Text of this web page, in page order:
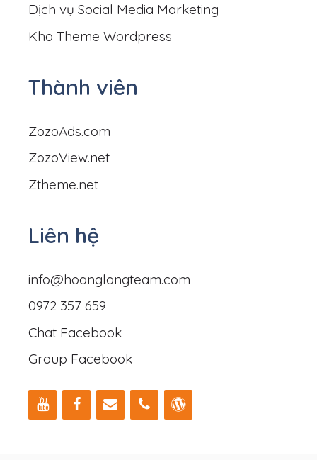
Dịch vụ Social Media Marketing
Kho Theme Wordpress
Thành viên
ZozoAds.com
ZozoView.net
Ztheme.net
Liên hệ
info@hoanglongteam.com
0972 357 659
Chat Facebook
Group Facebook